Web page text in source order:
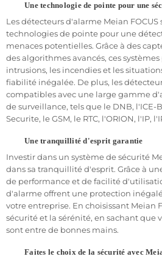
Grâce à notre explication
mieux le fonctionnement des
vous saurez pourquoi ils
sécurité optimale.
Protégez votre foyer ou votre
intrusions avec nos
Découvrez notre gamme de
aujourd'hui et dormez sur vos
N'attendez pas qu'il soit trop
sécurité de votre domicile ou
maintenant avec nos
gamme.
Une technologie de pointe pour une
Les détecteurs d'alarme Meian
technologies de pointe pour une
menaces potentielles. Grâce à des
des algorithmes avancés, ces
intrusions, les incendies et les
fiabilité inégalée. De plus, les
compatibles avec une large gamme
de surveillance, tels que le DNB, l'ICE-
Securite, le GSM, le RTC, l'ORION, l'IP,
Une tranquillité d'esprit garantie
Investir dans un système de sécurité
dans sa tranquillité d'esprit. Grâce à
de performance et de facilité
d'alarme offrent une protection
votre entreprise. En choisissant Meian
sécurité et la sérénité, en sachant que
sont entre de bonnes mains.
Faites le choix de la sécurité avec